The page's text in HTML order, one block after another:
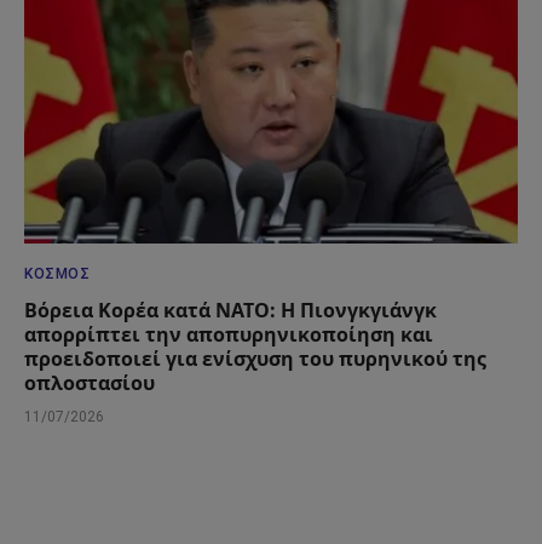
ΚΌΣΜΟΣ
Βόρεια Κορέα κατά ΝΑΤΟ: Η Πιονγκγιάνγκ
απορρίπτει την αποπυρηνικοποίηση και
προειδοποιεί για ενίσχυση του πυρηνικού της
οπλοστασίου
11/07/2026